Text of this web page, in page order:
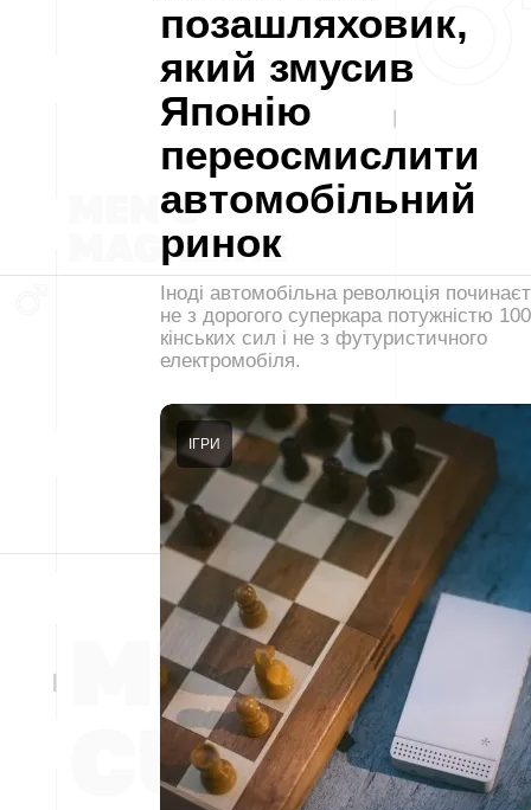
позашляховик,
який змусив
Японію
переосмислити
автомобільний
ринок
Іноді автомобільна революція
не з дорогого суперкара потужністю
кінських сил і не з футуристичного
електромобіля.
ІГРИ